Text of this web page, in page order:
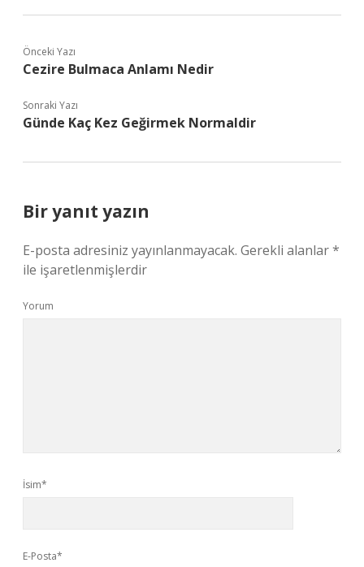
Önceki Yazı
Cezire Bulmaca Anlamı Nedir
Sonraki Yazı
Günde Kaç Kez Geğirmek Normaldir
Bir yanıt yazın
E-posta adresiniz yayınlanmayacak. Gerekli alanlar*
ile işaretlenmişlerdir
Yorum
İsim*
E-Posta*